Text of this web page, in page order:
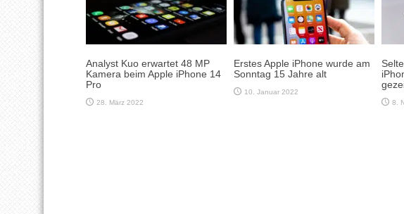
Analyst Kuo erwartet 48 MP
Kamera beim Apple iPhone 14
Pro
28. März 2022
Erstes Apple iPhone wurde am
Sonntag 15 Jahre alt
10. Januar 2022
8.